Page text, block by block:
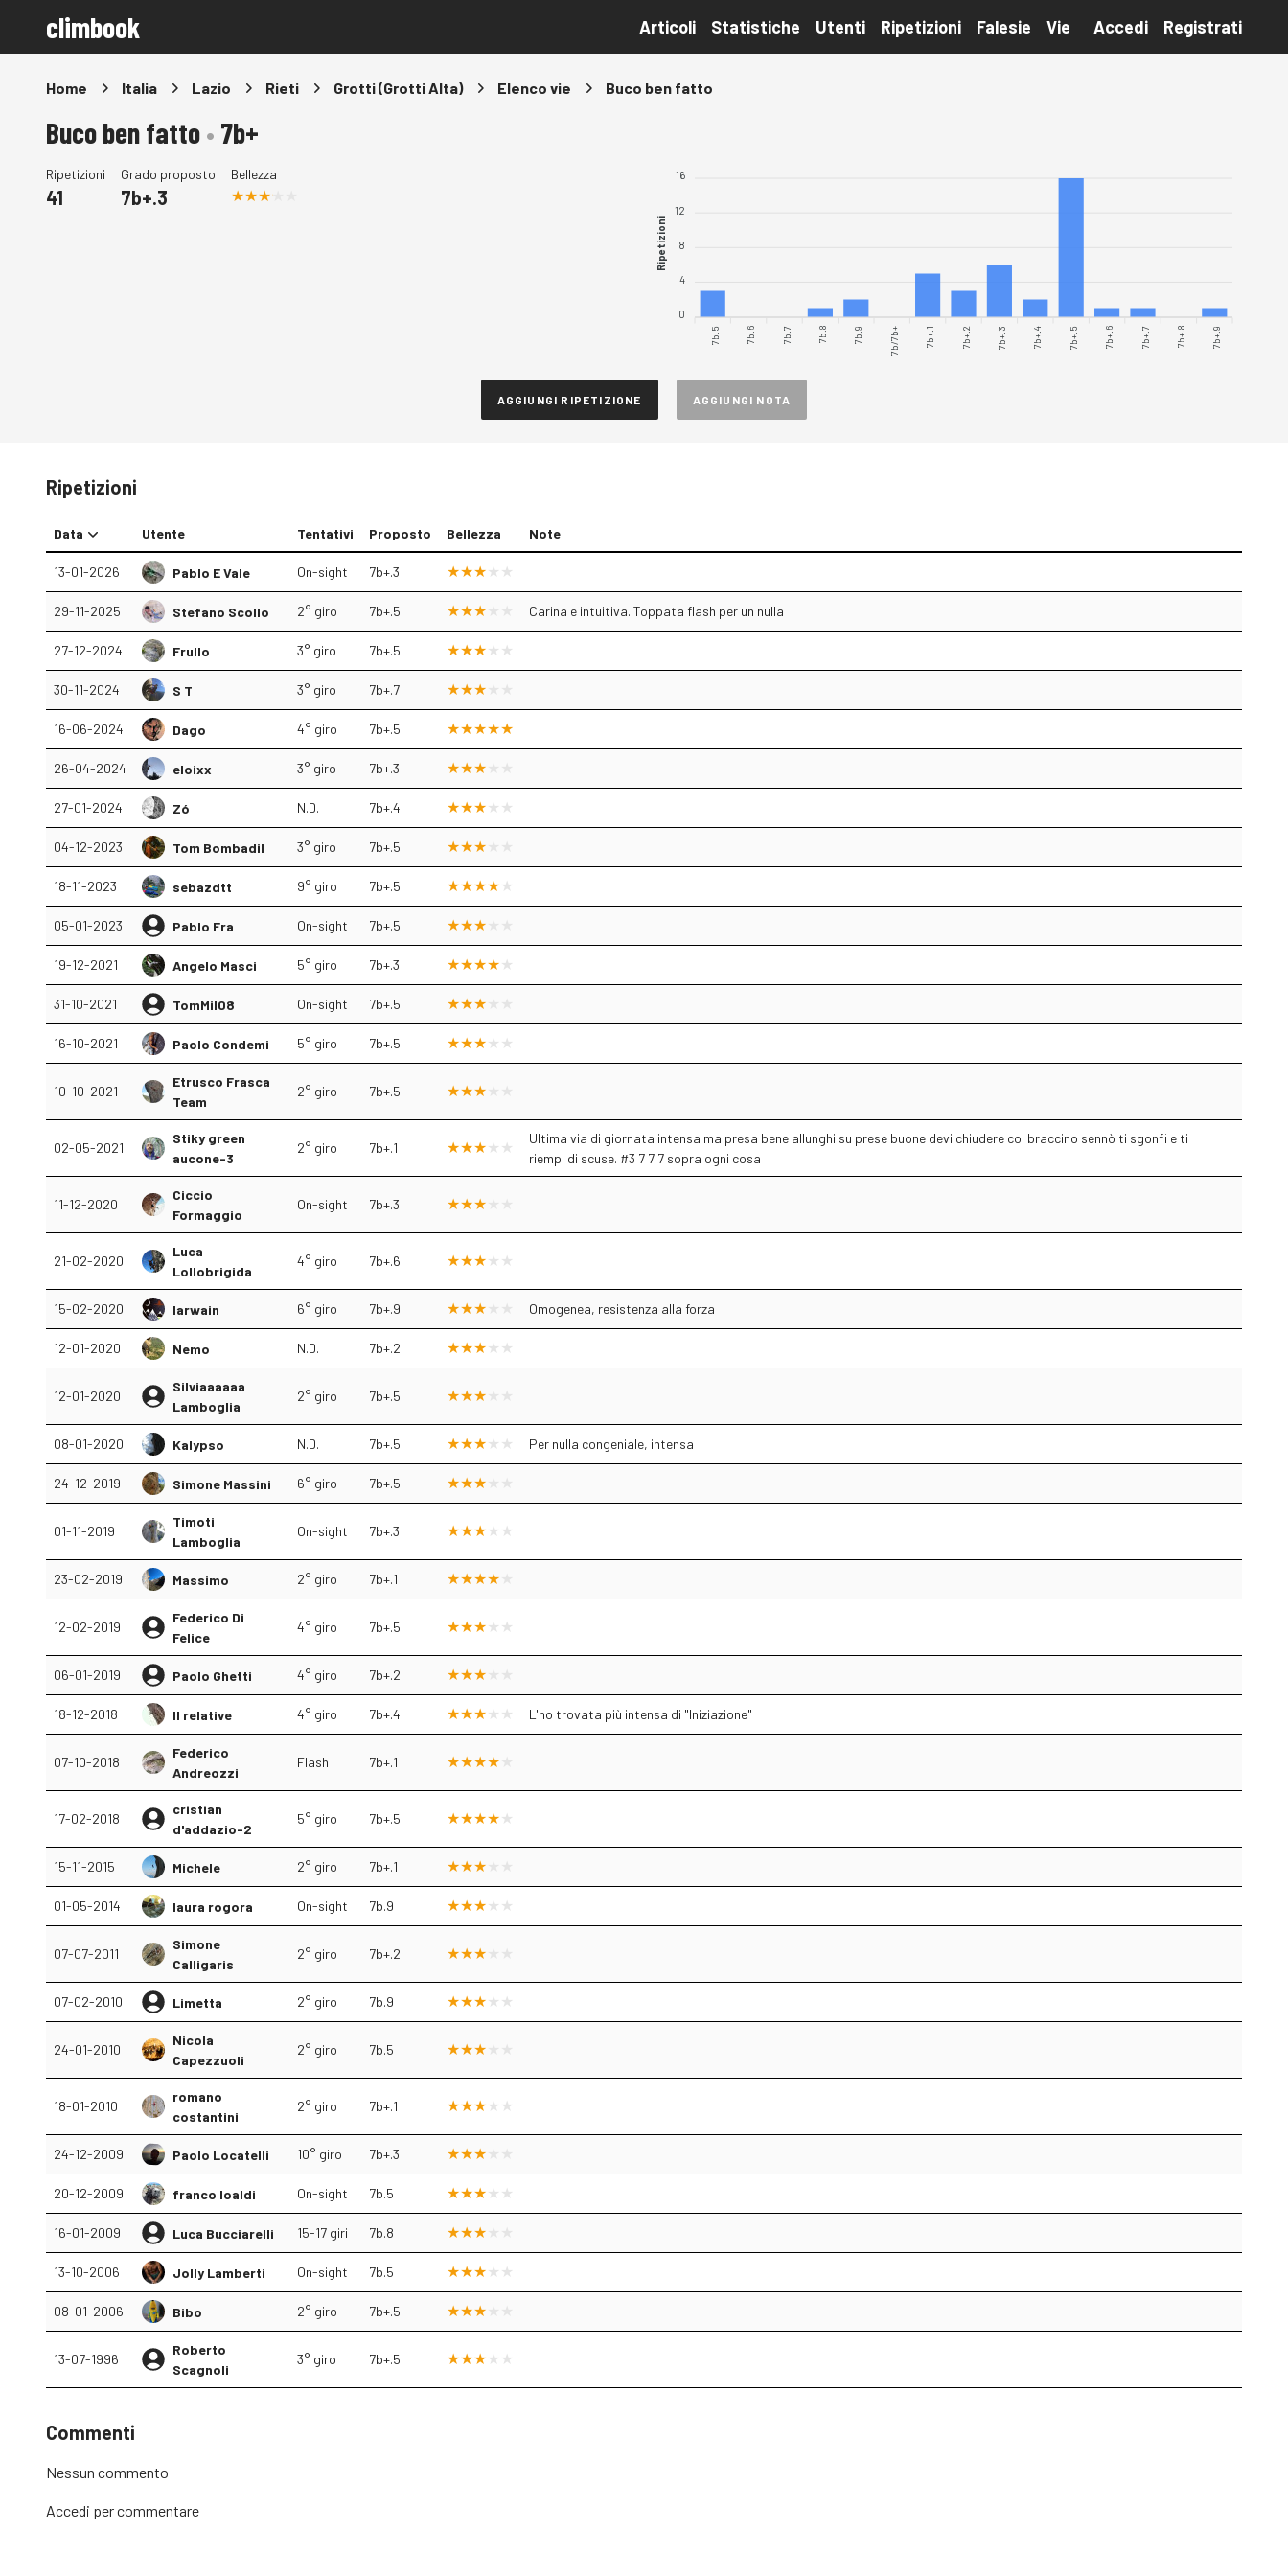
climbook Articoli Statistiche Utenti Ripetizioni Falesie Vie Accedi Registrati
Home Italia Lazio Rieti Grotti (Grotti Alta) Elenco vie Buco ben fatto
Buco ben fatto• 7b+
Ripetizioni
41
Grado proposto
7b+.3
Bellezza 16
12
8
4
0
Ripetizioni
7b.5 7b.6 7b.7 7b.8 7b.9 7b/7b+ 7b+.1 7b+.2 7b+.3 7b+.4 7b+.5 7b+.6 7b+.7 7b+.8 7b+.9
AGGIUNGI RIPETIZIONE AGGIUNGI NOTA
Ripetizioni
Data Utente Tentativi Proposto Bellezza Note
13-01-2026 Pablo E Vale On-sight 7b+.3
29-11-2025 Stefano Scollo 2° giro 7b+.5 Carina e intuitiva. Toppata flash per un nulla
27-12-2024 Frullo 3° giro 7b+.5
30-11-2024 S T 3° giro 7b+.7
16-06-2024 Dago 4° giro 7b+.5
26-04-2024 eloixx 3° giro 7b+.3
27-01-2024 Zó N.D. 7b+.4
04-12-2023 Tom Bombadil 3° giro 7b+.5
18-11-2023 sebazdtt 9° giro 7b+.5
05-01-2023 Pablo Fra On-sight 7b+.5
19-12-2021 Angelo Masci 5° giro 7b+.3
31-10-2021 TomMil08 On-sight 7b+.5
16-10-2021 Paolo Condemi 5° giro 7b+.5
10-10-2021
Etrusco Frasca
Team
2° giro 7b+.5
02-05-2021
Stiky green
aucone-3
2° giro 7b+.1
Ultima via di giornata intensa ma presa bene allunghi su prese buone devi chiudere col braccino sennò ti sgonfi e ti
riempi di scuse. #3 7 7 7 sopra ogni cosa
11-12-2020
Ciccio
Formaggio
On-sight 7b+.3
21-02-2020
Luca
Lollobrigida
4° giro 7b+.6
15-02-2020 Iarwain 6° giro 7b+.9 Omogenea, resistenza alla forza
12-01-2020 Nemo N.D. 7b+.2
12-01-2020
Silviaaaaaa
Lamboglia
2° giro 7b+.5
08-01-2020 Kalypso N.D. 7b+.5 Per nulla congeniale, intensa
24-12-2019 Simone Massini 6° giro 7b+.5
01-11-2019
Timoti
Lamboglia
On-sight 7b+.3
23-02-2019 Massimo 2° giro 7b+.1
12-02-2019
Federico Di
Felice
4° giro 7b+.5
06-01-2019 Paolo Ghetti 4° giro 7b+.2
18-12-2018 Il relative 4° giro 7b+.4 L'ho trovata più intensa di "Iniziazione"
07-10-2018
Federico
Andreozzi
Flash 7b+.1
17-02-2018
cristian
d'addazio-2
5° giro 7b+.5
15-11-2015 Michele 2° giro 7b+.1
01-05-2014 laura rogora On-sight 7b.9
07-07-2011
Simone
Calligaris
2° giro 7b+.2
07-02-2010 Limetta 2° giro 7b.9
24-01-2010
Nicola
Capezzuoli
2° giro 7b.5
18-01-2010
romano
costantini
2° giro 7b+.1
24-12-2009 Paolo Locatelli 10° giro 7b+.3
20-12-2009 franco loaldi On-sight 7b.5
16-01-2009 Luca Bucciarelli 15-17 giri 7b.8
13-10-2006 Jolly Lamberti On-sight 7b.5
08-01-2006 Bibo 2° giro 7b+.5
13-07-1996
Roberto
Scagnoli
3° giro 7b+.5
Commenti
Nessun commento
Accedi per commentare